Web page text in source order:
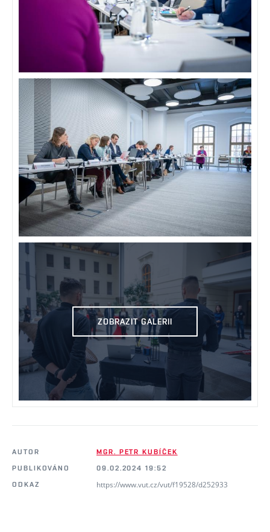
ZOBRAZIT GALERII
AUTOR
MGR. PETR KUBÍČEK
PUBLIKOVÁNO
09.02.2024 19:52
ODKAZ
https://www.vut.cz/vut/f19528/d252933